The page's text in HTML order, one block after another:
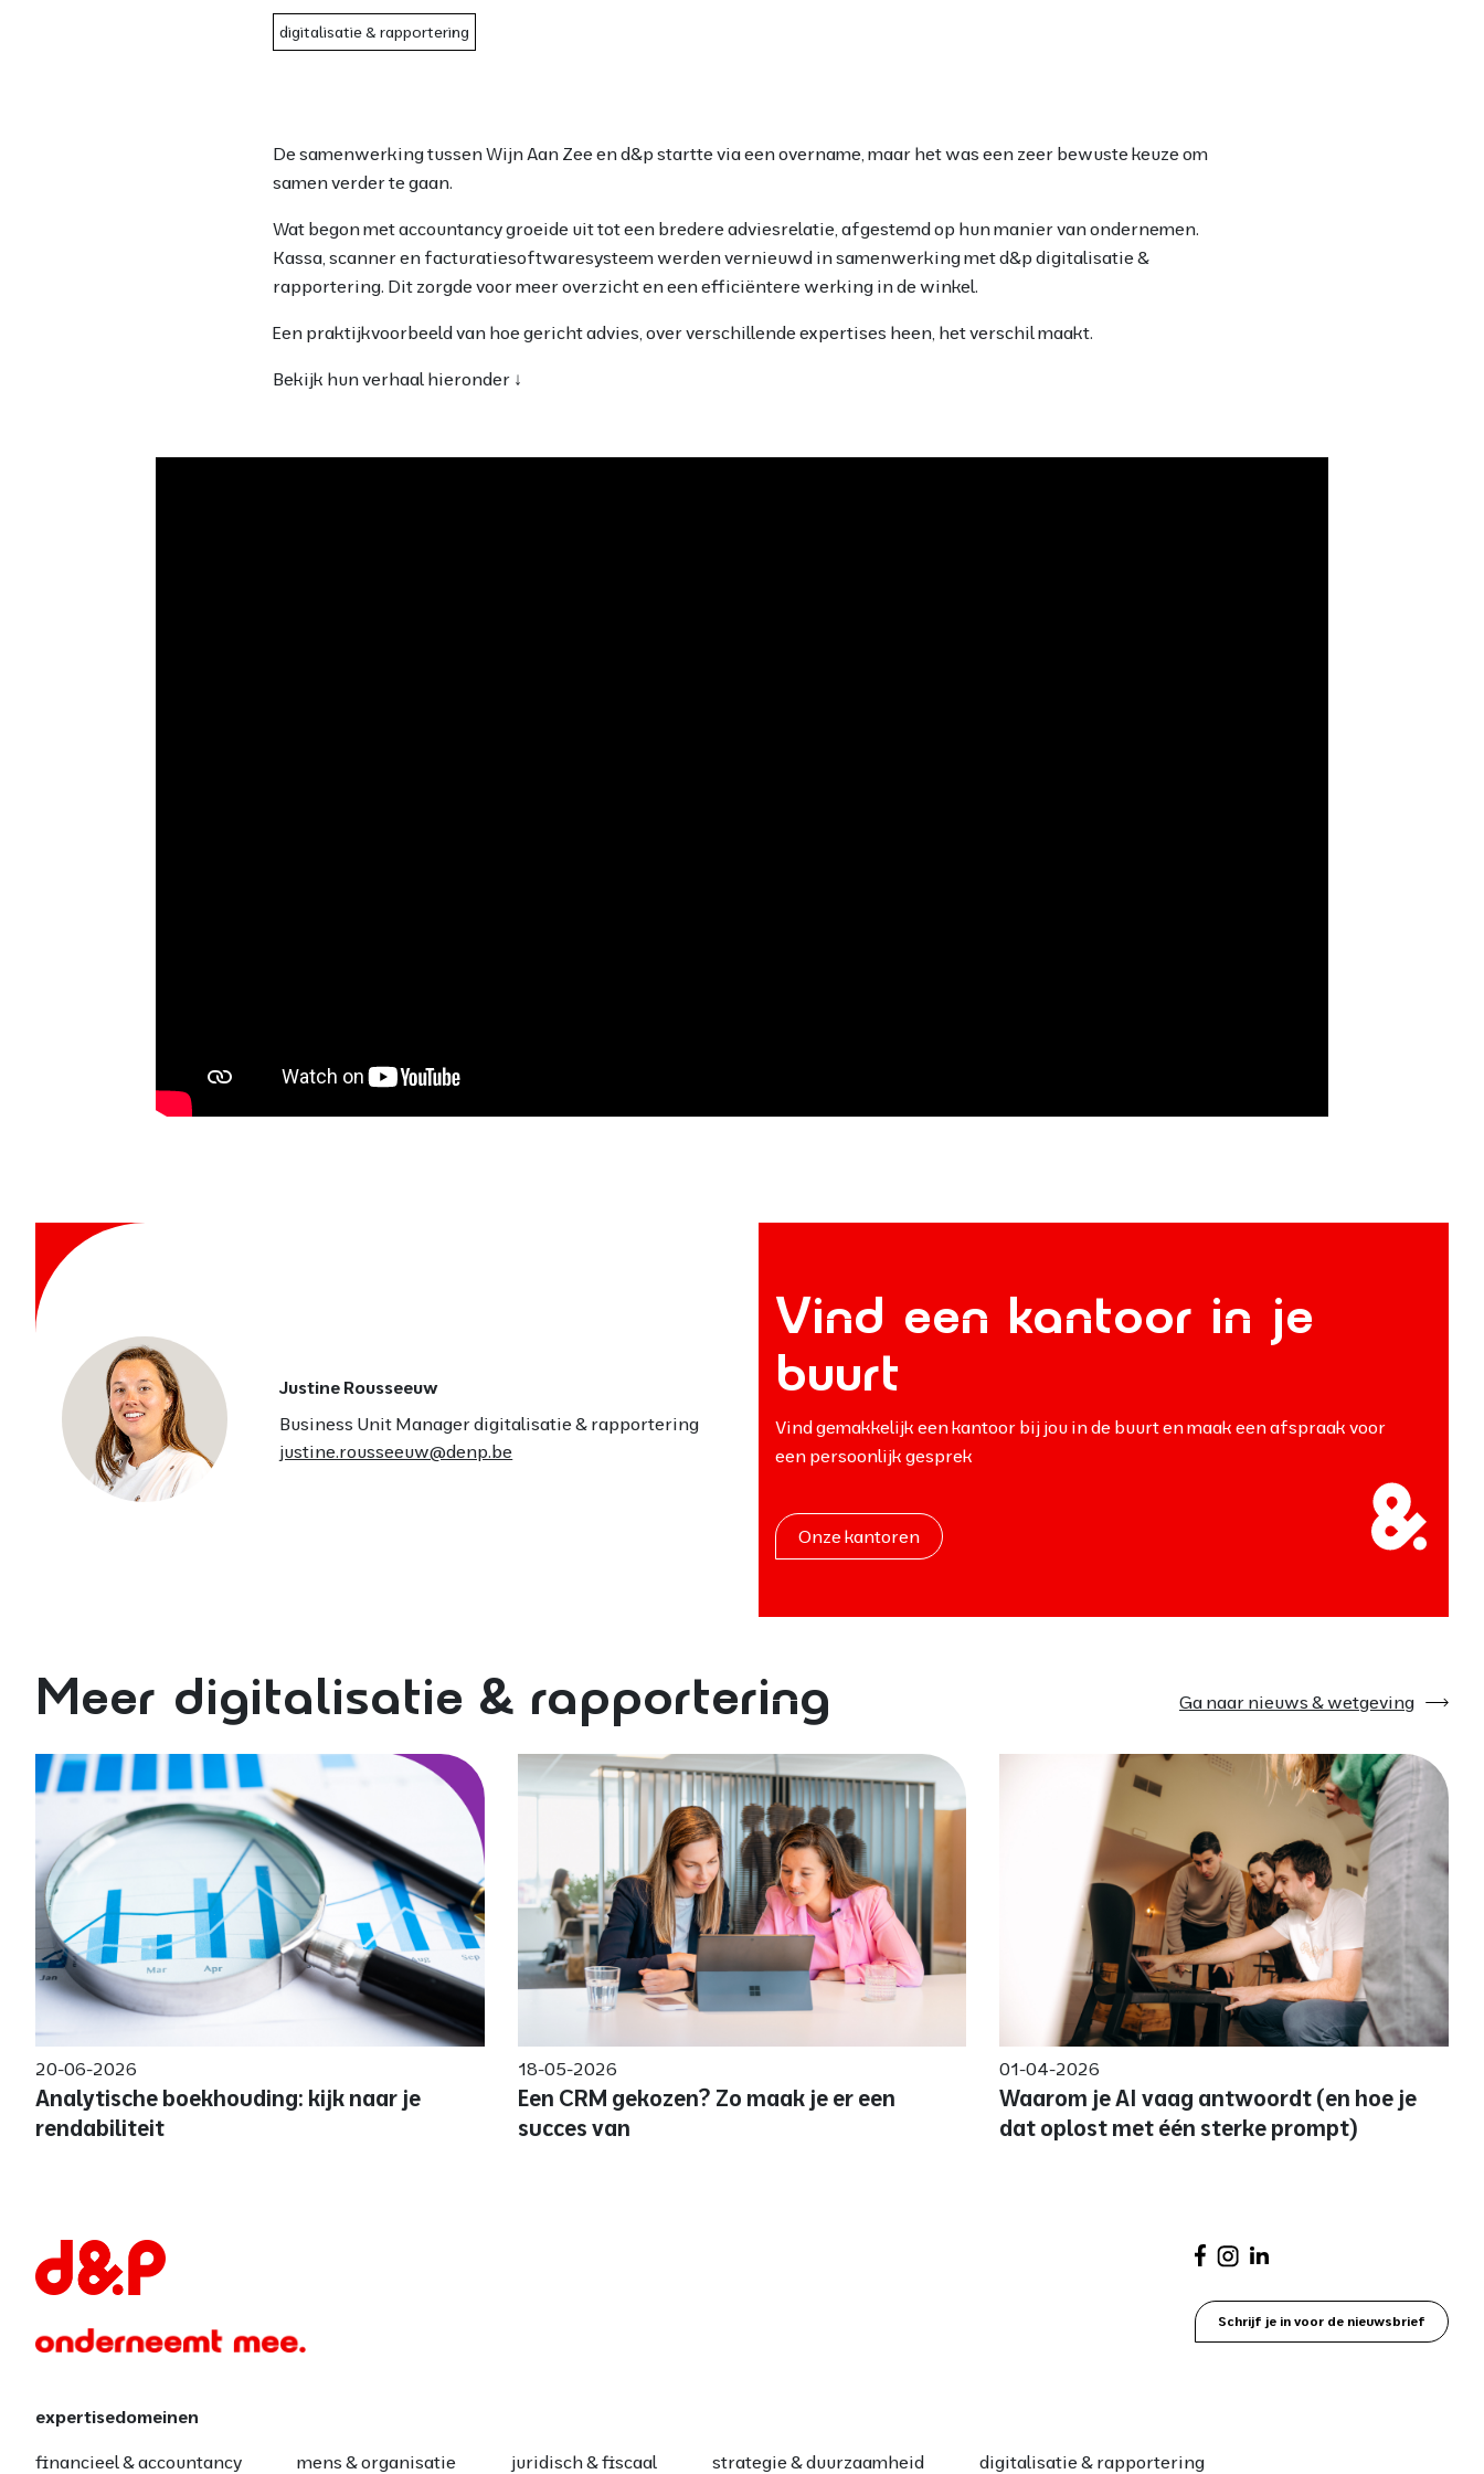
digitalisatie & rapportering
De samenwerking tussen Wijn Aan Zee en d&p startte via een overname, maar het was een zeer bewuste keuze om
samen verder te gaan.
Wat begon met accountancy groeide uit tot een bredere adviesrelatie, afgestemd op hun manier van ondernemen.
Kassa, scanner en facturatiesoftwaresysteem werden vernieuwd in samenwerking met d&p digitalisatie &
rapportering. Dit zorgde voor meer overzicht en een efficiëntere werking in de winkel.
Een praktijkvoorbeeld van hoe gericht advies, over verschillende expertises heen, het verschil maakt.
Bekijk hun verhaal hieronder ↓
Justine Rousseeuw
Business Unit Manager digitalisatie & rapportering
justine.rousseeuw@denp.be
Vind een kantoor in je
buurt
Vind gemakkelijk een kantoor bij jou in de buurt en maak een afspraak voor
een persoonlijk gesprek
Onze kantoren
Meer digitalisatie & rapportering Ga naar nieuws & wetgeving
20-06-2026
Analytische boekhouding: kijk naar je
rendabiliteit
18-05-2026
Een CRM gekozen? Zo maak je er een
succes van
01-04-2026
Waarom je AI vaag antwoordt (en hoe je
dat oplost met één sterke prompt)
Schrijf je in voor de nieuwsbrief
expertisedomeinen
financieel & accountancy mens & organisatie juridisch & fiscaal strategie & duurzaamheid digitalisatie & rapportering